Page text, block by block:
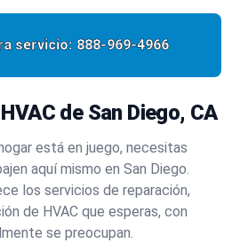
servicio: 888-969-4966
de San Diego, CA
está en juego, necesitas
aquí mismo en San Diego.
los servicios de reparación,
de HVAC que esperas, con
se preocupan.